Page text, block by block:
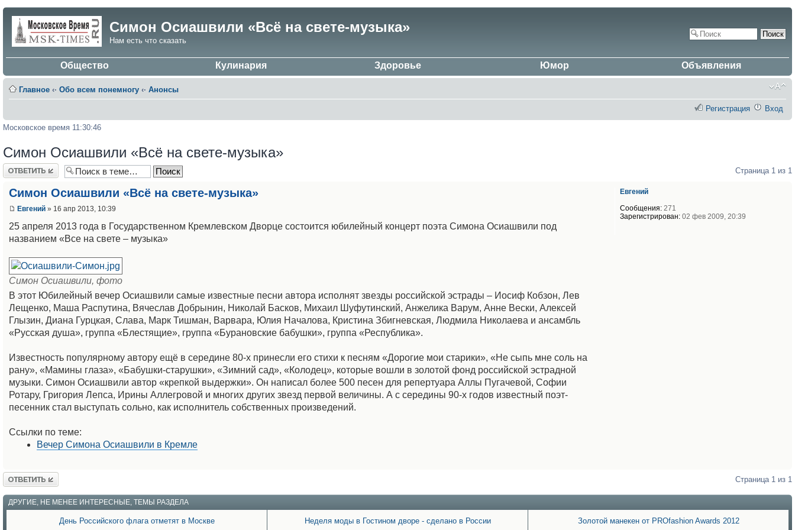
Симон Осиашвили «Всё на свете-музыка»
Нам есть что сказать
Общество Кулинария Здоровье Юмор Объявления
Главное ‹· Обо всем понемногу ‹· Анонсы
Регистрация Вход
Московское время 11:30:46
Симон Осиашвили «Всё на свете-музыка»
Ответить Страница 1 из 1
Симон Осиашвили «Всё на свете-музыка»
Евгений » 16 апр 2013, 10:39
25 апреля 2013 года в Государственном Кремлевском Дворце состоится юбилейный концерт поэта Симона Осиашвили под
названием «Все на свете – музыка»
Симон Осиашвили, фото
В этот Юбилейный вечер Осиашвили самые известные песни автора исполнят звезды российской эстрады – Иосиф Кобзон, Лев
Лещенко, Маша Распутина, Вячеслав Добрынин, Николай Басков, Михаил Шуфутинский, Анжелика Варум, Анне Вески, Алексей
Глызин, Диана Гурцкая, Слава, Марк Тишман, Варвара, Юлия Началова, Кристина Збигневская, Людмила Николаева и ансамбль
«Русская душа», группа «Блестящие», группа «Бурановские бабушки», группа «Республика».
Известность популярному автору ещё в середине 80-х принесли его стихи к песням «Дорогие мои старики», «Не сыпь мне соль на
рану», «Мамины глаза», «Бабушки-старушки», «Зимний сад», «Колодец», которые вошли в золотой фонд российской эстрадной
музыки. Симон Осиашвили автор «крепкой выдержки». Он написал более 500 песен для репертуара Аллы Пугачевой, Софии
Ротару, Григория Лепса, Ирины Аллегровой и многих других звезд первой величины. А с середины 90-х годов известный поэт-
песенник стал выступать сольно, как исполнитель собственных произведений.
Ссылки по теме:
Вечер Симона Осиашвили в Кремле
Евгений
Сообщения:271
Зарегистрирован:02 фев 2009, 20:39
Ответить Страница 1 из 1
ДРУГИЕ, НЕ МЕНЕЕ ИНТЕРЕСНЫЕ, ТЕМЫ РАЗДЕЛА
День Российского флага отметят в Москве Неделя моды в Гостином дворе - сделано в России Золотой манекен от PROfashion Awards 2012